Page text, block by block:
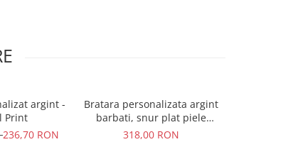
argint -
Print
236,70 RON
Bratara personalizata argint
barbati, snur plat piele
naturala - Sa nu uiti...
318,00 RON